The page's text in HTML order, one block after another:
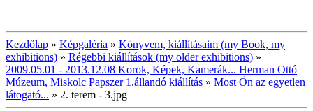
Kezdőlap » Képgaléria » Könyvem, kiállításaim (my Book, my
exhibitions) » Régebbi kiállítások (my older exhibitions) »
2009.05.01 - 2013.12.08 Korok, Képek, Kamerák... Herman Ottó
Múzeum, Miskolc Papszer 1.állandó kiállítás » Most Ön az egyetlen
látogató... » 2. terem - 3.jpg